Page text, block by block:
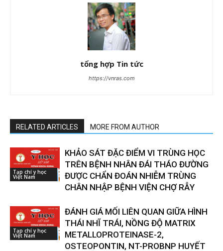
tổng hợp Tin tức
https://vnras.com
RELATED ARTICLES MORE FROM AUTHOR
Tạp chí y học
Việt Nam
KHẢO SÁT ĐẶC ĐIỂM VI TRÙNG HỌC
TRÊN BỆNH NHÂN ĐÁI THÁO ĐƯỜNG
ĐƯỢC CHẨN ĐOÁN NHIỄM TRÙNG
CHÂN NHẬP BỆNH VIỆN CHỢ RẪY
Tạp chí y học
Việt Nam
ĐÁNH GIÁ MỐI LIÊN QUAN GIỮA HÌNH
THÁI NHĨ TRÁI, NỒNG ĐỘ MATRIX
METALLOPROTEINASE-2,
OSTEOPONTIN, NT-PROBNP HUYẾT